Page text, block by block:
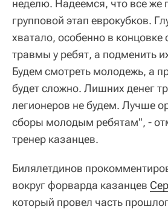
неделю. Надеемся, что все же
групповой этап еврокубков.
хватало, особенно в концовке
травмы у ребят, а подменить
Будем смотреть молодежь, а
будет сложно. Лишних денег
легионеров не будем. Лучше
сборы молодым ребятам", -
тренер казанцев.
Билялетдинов
вокруг форварда казанцев
который провел часть